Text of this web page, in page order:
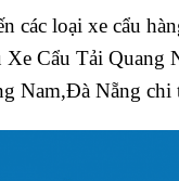
các loại xe cẩu
Cẩu Tải
Nam,Đà Nẵng chi